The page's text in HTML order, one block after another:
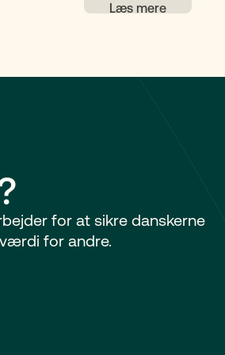
hvornår det er relevant,
for at sikre danskerne
for andre.